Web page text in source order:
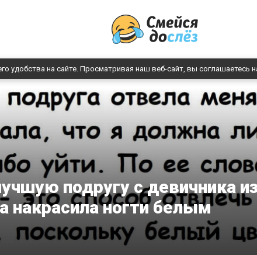
удобства на сайте. Просматривая наш веб-сайт, вы соглашаетесь
подругу с девичника
накрасила ногти белым